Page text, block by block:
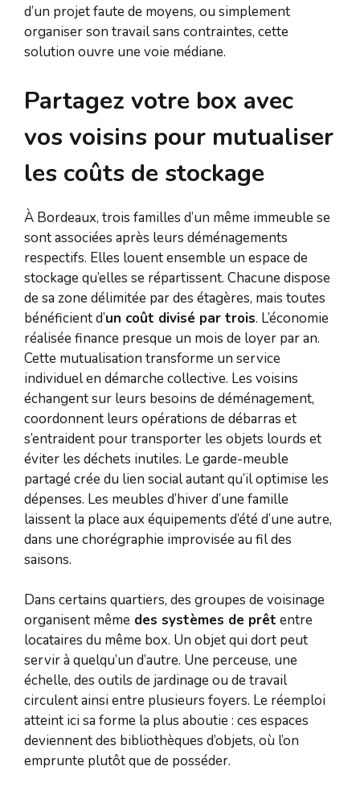
d’un projet faute de moyens, ou simplement
organiser son travail sans contraintes, cette
solution ouvre une voie médiane.
Partagez votre box avec
vos voisins pour mutualiser
les coûts de stockage
À Bordeaux, trois familles d’un même immeuble se
sont associées après leurs déménagements
respectifs. Elles louent ensemble un espace de
stockage qu’elles se répartissent. Chacune dispose
de sa zone délimitée par des étagères, mais toutes
bénéficient d’un coût divisé par trois. L’économie
réalisée finance presque un mois de loyer par an.
Cette mutualisation transforme un service
individuel en démarche collective. Les voisins
échangent sur leurs besoins de déménagement,
coordonnent leurs opérations de débarras et
s’entraident pour transporter les objets lourds et
éviter les déchets inutiles. Le garde-meuble
partagé crée du lien social autant qu’il optimise les
dépenses. Les meubles d’hiver d’une famille
laissent la place aux équipements d’été d’une autre,
dans une chorégraphie improvisée au fil des
saisons.
Dans certains quartiers, des groupes de voisinage
organisent même des systèmes de prêt entre
locataires du même box. Un objet qui dort peut
servir à quelqu’un d’autre. Une perceuse, une
échelle, des outils de jardinage ou de travail
circulent ainsi entre plusieurs foyers. Le réemploi
atteint ici sa forme la plus aboutie : ces espaces
deviennent des bibliothèques d’objets, où l’on
emprunte plutôt que de posséder.